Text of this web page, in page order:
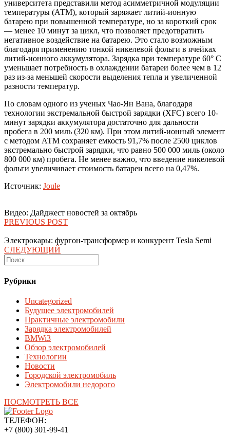
университета представили метод асимметричной модуляции
температуры (АТМ), который заряжает литий-ионную
батарею при повышенной температуре, но за короткий срок
— менее 10 минут за цикл, что позволяет предотвратить
негативное воздействие на батарею. Это стало возможным
благодаря применению тонкой никелевой фольги в ячейках
литий-ионного аккумулятора. Зарядка при температуре 60° C
уменьшает потребность в охлаждении батареи более чем в 12
раз из-за меньшей скорости выделения тепла и увеличенной
разности температур.
По словам одного из ученых Чао-Ян Вана, благодаря
технологии экстремальной быстрой зарядки (XFC) всего 10-
минут зарядки аккумулятора достаточно для дальности
пробега в 200 миль (320 км). При этом литий-ионный элемент
с методом АТМ сохраняет емкость 91,7% после 2500 циклов
экстремально быстрой зарядки, что равно 500 000 миль (около
800 000 км) пробега. Не менее важно, что введение никелевой
фольги увеличивает стоимость батареи всего на 0,47%.
Источник: Joule
Видео: Дайджест новостей за октябрь
PREVIOUS POST
Электрокары: фургон-трансформер и конкурент Tesla Semi
СЛЕДУЮЩИЙ
Рубрики
Uncategorized
Будущее электромобилей
Практичные электромобили
Зарядка электромобилей
BMWi3
Обзор электромобилей
Технологии
Новости
Городской электромобиль
Электромобили недорого
ПОСМОТРЕТЬ ВСЕ
ТЕЛЕФОН:
+7 (800) 301-99-41